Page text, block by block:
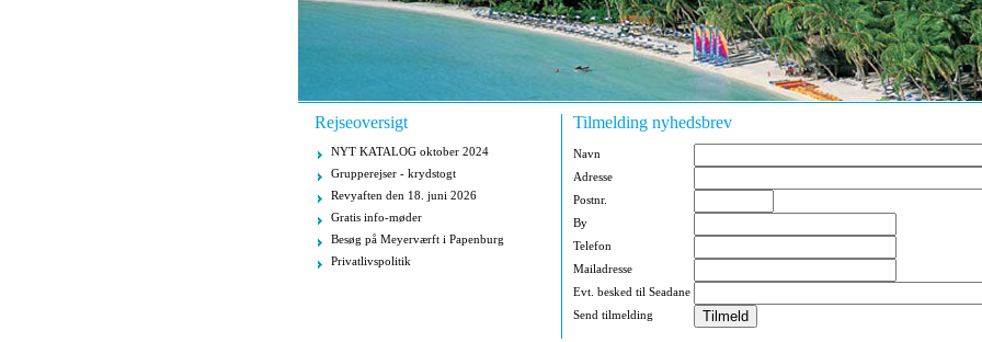
Rejseoversigt
NYT KATALOG oktober 2024
Grupperejser - krydstogt
Revyaften den 18. juni 2026
Gratis info-møder
Besøg på Meyerværft i Papenburg
Privatlivspolitik
Tilmelding nyhedsbrev
Navn
Adresse
Postnr.
By
Telefon
Mailadresse
Evt. besked til Seadane
Send tilmelding